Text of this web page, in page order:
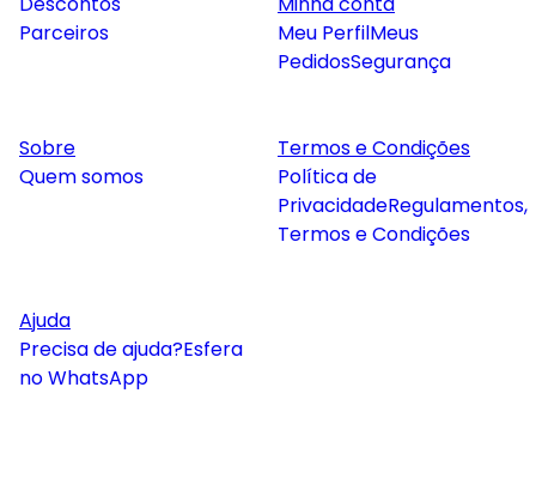
Parceiros
Meu PerfilMeus
PedidosSegurança
Sobre
Quem somos
Termos e Condições
Política de
PrivacidadeRegulamentos,
Termos e Condições
Ajuda
Precisa de ajuda?Esfera
no WhatsApp